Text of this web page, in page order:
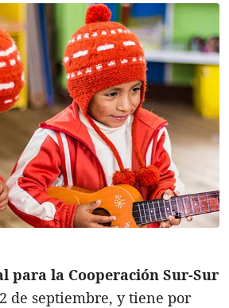
para la Cooperación Sur-Sur
de septiembre, y tiene por